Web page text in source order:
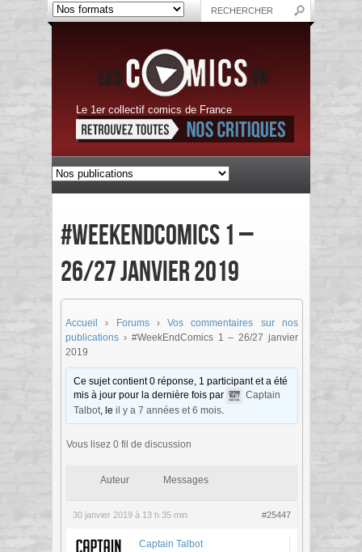
Le 1er collectif comics de France
#WeekEndComics 1 –
26/27 janvier 2019
Accueil › Forums ›
Vos commentaires sur nos
publications › #WeekEndComics 1 – 26/27 janvier
2019
Ce sujet contient 0 réponse, 1 participant et a été
mis à jour pour la dernière fois par
Captain
Talbot, leil y a 7 années et 6 mois.
Vous lisez 0 fil de discussion
Auteur Messages
30 janvier 2019 à 13 h 35 min #25447
Captain Talbot